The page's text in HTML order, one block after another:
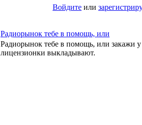
Войдите или
Радиорынок тебе в помощь, или
Радиорынок тебе в помощь, или закажи
лицензионки выкладывают.